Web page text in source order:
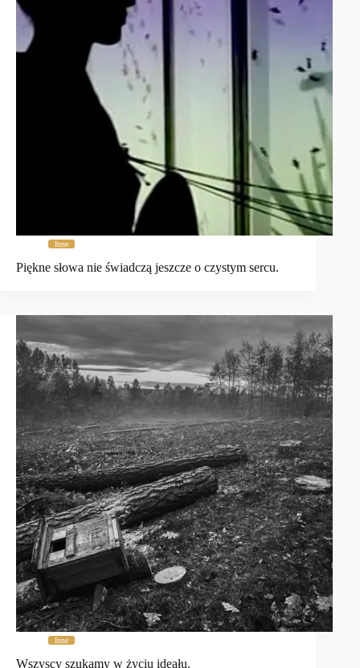
Inne
Piękne słowa nie świadczą jeszcze o czystym sercu.
Inne
Wszyscy szukamy w życiu ideału.